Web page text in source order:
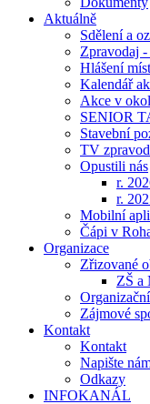
Aktuálně
Sdělení a
Zpravodaj
Hlášení
Kalendář
Akce v
SENIOR
Stavební
TV
Opustili nás
r.
r.
Mobilní
Čápi v
Organizace
Zřizované
ZŠ a
Zájmové
Kontakt
Kontakt
Napište
Odkazy
INFOKANÁL